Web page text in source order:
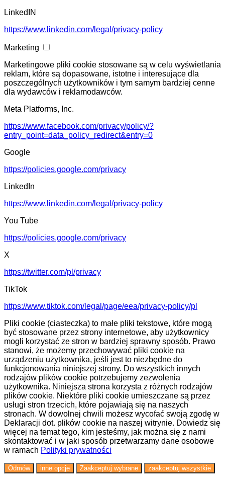
LinkedIN
https://www.linkedin.com/legal/privacy-policy
Marketing
Marketingowe pliki cookie stosowane są w celu wyświetlania
reklam, które są dopasowane, istotne i interesujące dla
poszczególnych użytkowników i tym samym bardziej cenne
dla wydawców i reklamodawców.
Meta Platforms, Inc.
https://www.facebook.com/privacy/policy/?
entry_point=data_policy_redirect&entry=0
Google
https://policies.google.com/privacy
LinkedIn
https://www.linkedin.com/legal/privacy-policy
You Tube
https://policies.google.com/privacy
X
https://twitter.com/pl/privacy
TikTok
https://www.tiktok.com/legal/page/eea/privacy-policy/pl
Pliki cookie (ciasteczka) to małe pliki tekstowe, które mogą
być stosowane przez strony internetowe, aby użytkownicy
mogli korzystać ze stron w bardziej sprawny sposób. Prawo
stanowi, że możemy przechowywać pliki cookie na
urządzeniu użytkownika, jeśli jest to niezbędne do
funkcjonowania niniejszej strony. Do wszystkich innych
rodzajów plików cookie potrzebujemy zezwolenia
użytkownika. Niniejsza strona korzysta z różnych rodzajów
plików cookie. Niektóre pliki cookie umieszczane są przez
usługi stron trzecich, które pojawiają się na naszych
stronach. W dowolnej chwili możesz wycofać swoją zgodę w
Deklaracji dot. plików cookie na naszej witrynie. Dowiedz się
więcej na temat tego, kim jesteśmy, jak można się z nami
skontaktować i w jaki sposób przetwarzamy dane osobowe
w ramach Polityki prywatności
Odmów inne opcje Zaakceptuj wybrane zaakceptuj wszystkie